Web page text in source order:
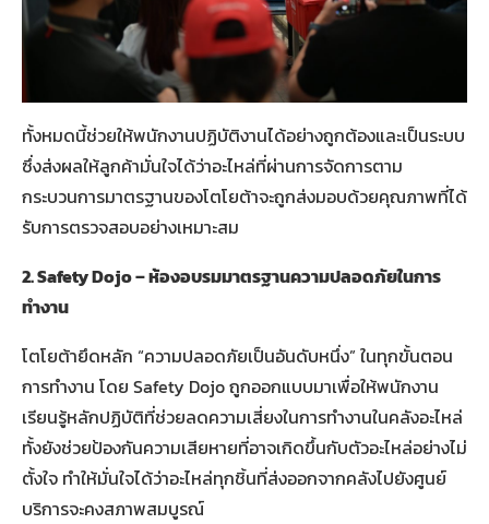
ทั้งหมดนี้ช่วยให้พนักงานปฏิบัติงานได้อย่างถูกต้องและเป็นระบบ
ซึ่งส่งผลให้ลูกค้ามั่นใจได้ว่าอะไหล่ที่ผ่านการจัดการตาม
กระบวนการมาตรฐานของโตโยต้าจะถูกส่งมอบด้วยคุณภาพที่ได้
รับการตรวจสอบอย่างเหมาะสม
2. Safety Dojo –ห้องอบรมมาตรฐานความปลอดภัยในการ
ทำงาน
โตโยต้ายึดหลัก “ความปลอดภัยเป็นอันดับหนึ่ง” ในทุกขั้นตอน
การทำงาน โดย Safety Dojo ถูกออกแบบมาเพื่อให้พนักงาน
เรียนรู้หลักปฏิบัติที่ช่วยลดความเสี่ยงในการทำงานในคลังอะไหล่
ทั้งยังช่วยป้องกันความเสียหายที่อาจเกิดขึ้นกับตัวอะไหล่อย่างไม่
ตั้งใจ ทำให้มั่นใจได้ว่าอะไหล่ทุกชิ้นที่ส่งออกจากคลังไปยังศูนย์
บริการจะคงสภาพสมบูรณ์